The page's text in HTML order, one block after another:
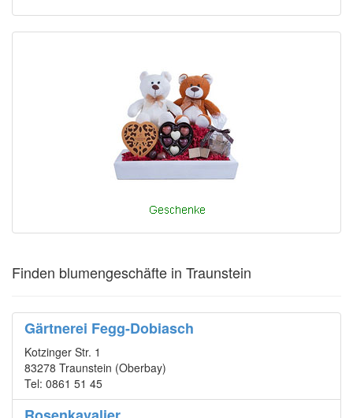
Finden blumengeschäfte in Traunstein
Gärtnerei Fegg-Dobiasch
Kotzinger Str. 1
83278 Traunstein (Oberbay)
Tel: 0861 51 45